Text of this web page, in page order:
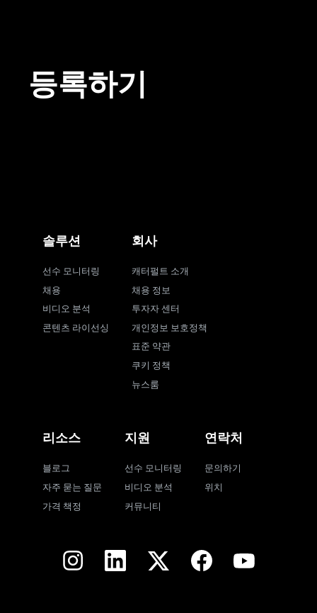
등록하기
솔루션
선수 모니터링
채용
비디오 분석
콘텐츠 라이선싱
회사
캐터펄트 소개
채용 정보
투자자 센터
개인정보 보호정책
표준 약관
쿠키 정책
뉴스룸
리소스
블로그
자주 묻는 질문
가격 책정
지원
선수 모니터링
비디오 분석
커뮤니티
연락처
문의하기
위치